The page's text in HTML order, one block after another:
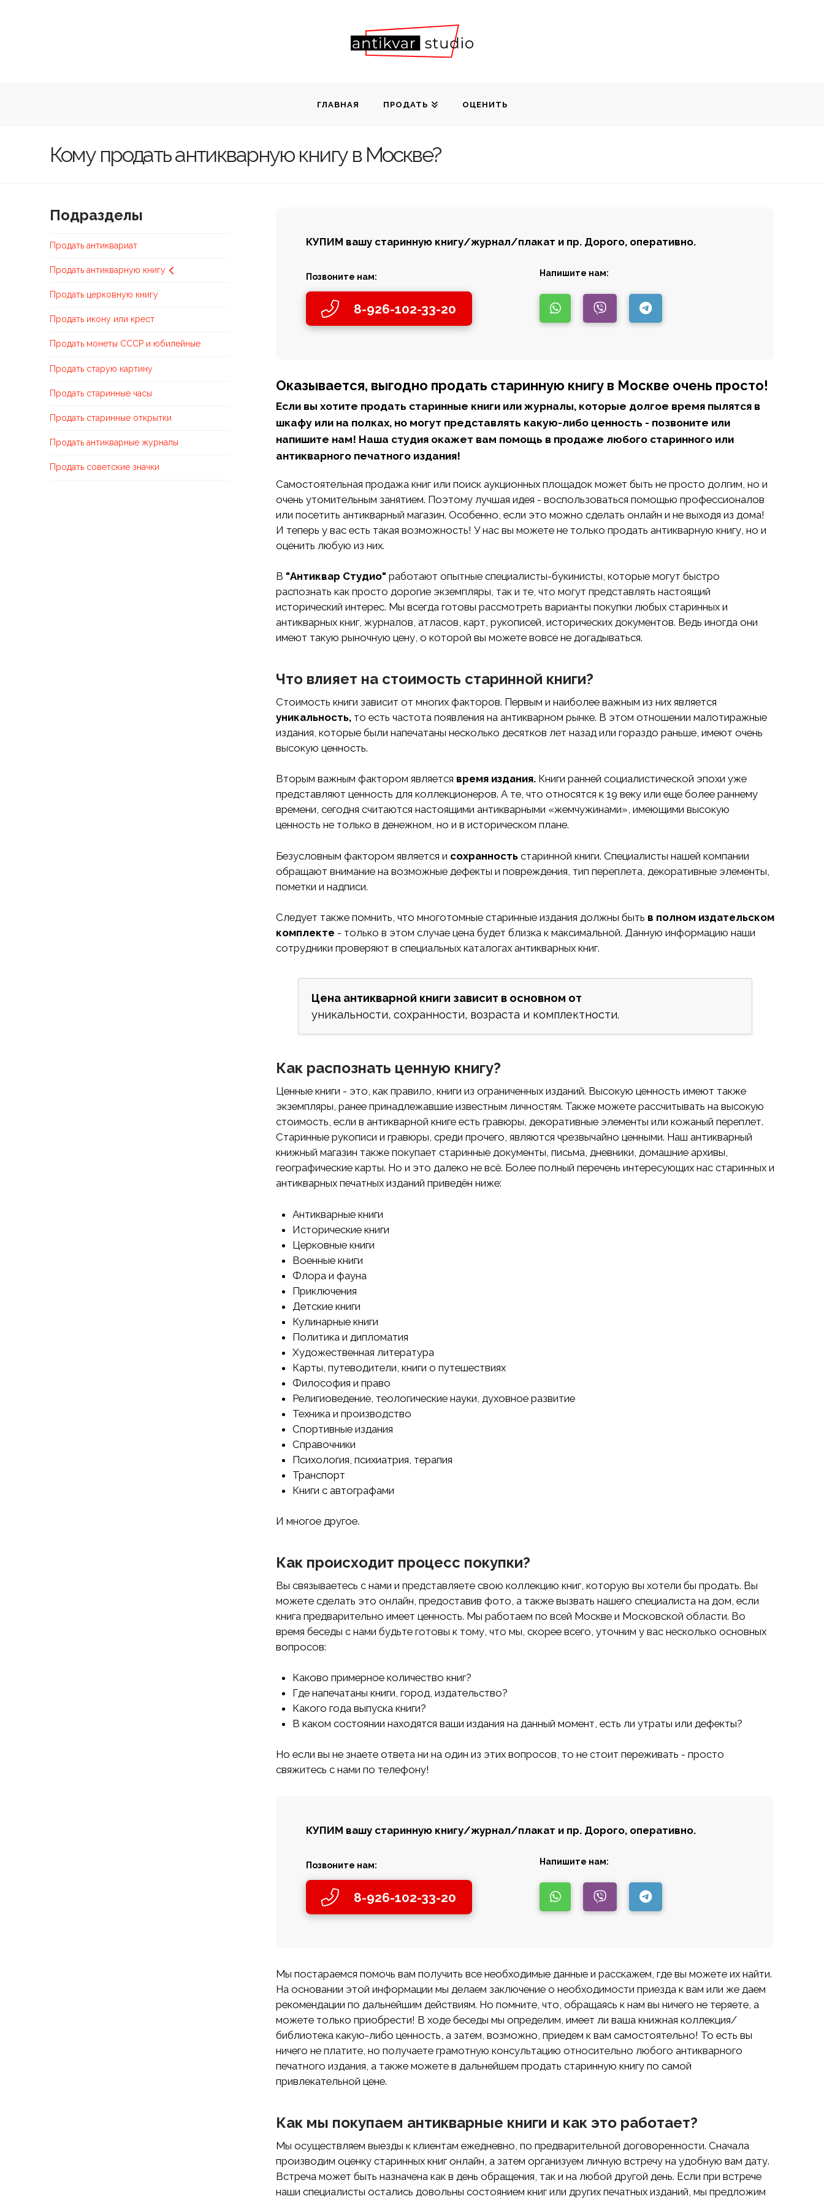
Studio
ГЛАВНАЯ ПРОДАТЬ ОЦЕНИТЬ
Кому продать антикварную книгу в Москве?
КУПИМ вашу старинную книгу/журнал/плакат и пр. Дорого, оперативно.
Позвоните нам:
8-926-102-33-20
Напишите нам:
Оказывается, выгодно продать старинную книгу в Москве очень просто!
Если вы хотите продать старинные книги или журналы, которые долгое время пылятся в
шкафу или на полках, но могут представлять какую-либо ценность - позвоните или
напишите нам! Наша студия окажет вам помощь в продаже любого старинного или
антикварного печатного издания!
Самостоятельная продажа книг или поиск аукционных площадок может быть не просто долгим, но и
очень утомительным занятием. Поэтому лучшая идея - воспользоваться помощью профессионалов
или посетить антикварный магазин. Особенно, если это можно сделать онлайн и не выходя из дома!
И теперь у вас есть такая возможность! У нас вы можете не только продать антикварную книгу, но и
оценить любую из них.
В "Антиквар Студио" работают опытные специалисты-букинисты, которые могут быстро
распознать как просто дорогие экземпляры, так и те, что могут представлять настоящий
исторический интерес. Мы всегда готовы рассмотреть варианты покупки любых старинных и
антикварных книг, журналов, атласов, карт, рукописей, исторических документов. Ведь иногда они
имеют такую рыночную цену, о которой вы можете вовсе не догадываться.
Что влияет на стоимость старинной книги?
Стоимость книги зависит от многих факторов. Первым и наиболее важным из них является
уникальность,то есть частота появления на антикварном рынке. В этом отношении малотиражные
издания, которые были напечатаны несколько десятков лет назад или гораздо раньше, имеют очень
высокую ценность.
Вторым важным фактором является время издания.Книги ранней социалистической эпохи уже
представляют ценность для коллекционеров. А те, что относятся к 19 веку или еще более раннему
времени, сегодня считаются настоящими антикварными «жемчужинами», имеющими высокую
ценность не только в денежном, но и в историческом плане.
Безусловным фактором является и сохранностьстаринной книги. Специалисты нашей компании
обращают внимание на возможные дефекты и повреждения, тип переплета, декоративные элементы,
пометки и надписи.
Следует также помнить, что многотомные старинные издания должны быть в полном издательском
комплекте - только в этом случае цена будет близка к максимальной. Данную информацию наши
сотрудники проверяют в специальных каталогах антикварных книг.
Цена антикварной книги зависит в основном от
уникальности, сохранности, возраста и комплектности.
Как распознать ценную книгу?
Ценные книги - это, как правило, книги из ограниченных изданий. Высокую ценность имеют также
экземпляры, ранее принадлежавшие известным личностям. Также можете рассчитывать на высокую
стоимость, если в антикварной книге есть гравюры, декоративные элементы или кожаный переплет.
Старинные рукописи и гравюры, среди прочего, являются чрезвычайно ценными. Наш антикварный
книжный магазин также покупает старинные документы, письма, дневники, домашние архивы,
географические карты. Но и это далеко не всё. Более полный перечень интересующих нас старинных и
антикварных печатных изданий приведён ниже:
Антикварные книги
Исторические книги
Церковные книги
Военные книги
Флора и фауна
Приключения
Детские книги
Кулинарные книги
Политика и дипломатия
Художественная литература
Карты, путеводители, книги о путешествиях
Философия и право
Религиоведение, теологические науки, духовное развитие
Техника и производство
Спортивные издания
Справочники
Психология, психиатрия, терапия
Транспорт
Книги с автографами
И многое другое.
Как происходит процесс покупки?
Вы связываетесь с нами и представляете свою коллекцию книг, которую вы хотели бы продать. Вы
можете сделать это онлайн, предоставив фото, а также вызвать нашего специалиста на дом, если
книга предварительно имеет ценность. Мы работаем по всей Москве и Московской области. Во
время беседы с нами будьте готовы к тому, что мы, скорее всего, уточним у вас несколько основных
вопросов:
Каково примерное количество книг?
Где напечатаны книги, город, издательство?
Какого года выпуска книги?
В каком состоянии находятся ваши издания на данный момент, есть ли утраты или дефекты?
Но если вы не знаете ответа ни на один из этих вопросов, то не стоит переживать - просто
свяжитесь с нами по телефону!
КУПИМ вашу старинную книгу/журнал/плакат и пр. Дорого, оперативно.
Позвоните нам:
8-926-102-33-20
Напишите нам:
Мы постараемся помочь вам получить все необходимые данные и расскажем, где вы можете их найти.
На основании этой информации мы делаем заключение о необходимости приезда к вам или же даем
рекомендации по дальнейшим действиям. Но помните, что, обращаясь к нам вы ничего не теряете, а
можете только приобрести! В ходе беседы мы определим, имеет ли ваша книжная коллекция/
библиотека какую-либо ценность, а затем, возможно, приедем к вам самостоятельно! То есть вы
ничего не платите, но получаете грамотную консультацию относительно любого антикварного
печатного издания, а также можете в дальнейшем продать старинную книгу по самой
привлекательной цене.
Как мы покупаем антикварные книги и как это работает?
Мы осуществляем выезды к клиентам ежедневно, по предварительной договоренности. Сначала
производим оценку старинных книг онлайн, а затем организуем личную встречу на удобную вам дату.
Встреча может быть назначена как в день обращения, так и на любой другой день. Если при встрече
наши специалисты остались довольны состоянием книг или других печатных изданий, мы предложим
Подразделы
Продать антиквариат
Продать антикварную книгу
Продать церковную книгу
Продать икону или крест
Продать монеты СССР и юбилейные
Продать старую картину
Продать старинные часы
Продать старинные открытки
Продать антикварные журналы
Продать советские значки